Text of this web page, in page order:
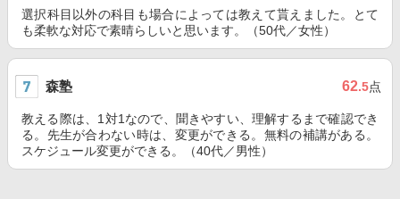
選択科目以外の科目も場合によっては教えて貰えました。とて
も柔軟な対応で素晴らしいと思います。（50代／女性）
森塾 62.5点
教える際は、1対1なので、聞きやすい、理解するまで確認でき
る。先生が合わない時は、変更ができる。無料の補講がある。
スケジュール変更ができる。（40代／男性）